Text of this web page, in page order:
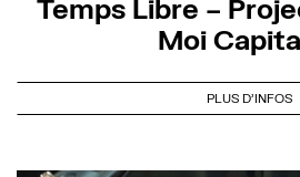
Temps Libre –
Moi
PLUS D'INFOS